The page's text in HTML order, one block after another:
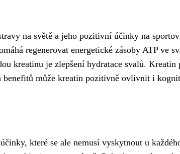
na světě a jeho pozitivní účinky na
regenerovat energetické zásoby ATP ve
kreatinu je zlepšení hydratace svalů.
může kreatin pozitivně ovlivnit i
které se ale nemusí vyskytnout u